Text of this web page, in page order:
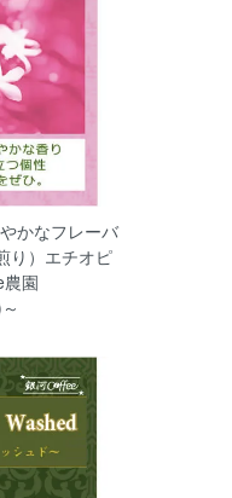
かなフレーバ
り）エチオピ
園